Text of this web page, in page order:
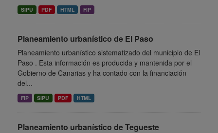
SIPU PDF HTML FIP
Planeamiento urbanístico de El Paso
Planeamiento urbanístico sistematizado del municipio de El
Paso . Esta información es producida y mantenida por el
Gobierno de Canarias y ha contado con la financiación
del...
FIP SIPU PDF HTML
Planeamiento urbanístico de Tegueste